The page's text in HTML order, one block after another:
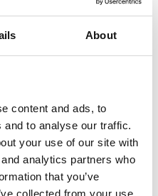
About
content and ads, to
to analyse our traffic.
your use of our site with
analytics partners who
that you’ve
collected from your use
Cookies bitten
Daten
die in den Ländern gelten,
nicht mit anderen. Dies tun